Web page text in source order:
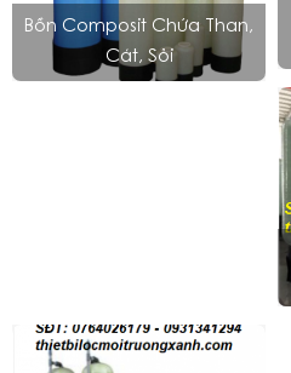
Bồn Composit Chứa Than,
Cát, Sỏi